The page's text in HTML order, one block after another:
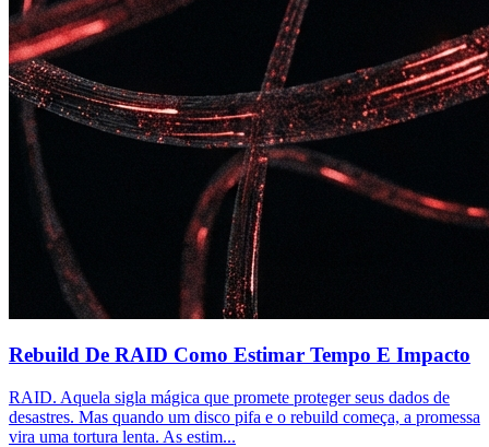
Rebuild De RAID Como Estimar Tempo E Impacto
RAID. Aquela sigla mágica que promete proteger seus dados de
desastres. Mas quando um disco pifa e o rebuild começa, a promessa
vira uma tortura lenta. As estim...